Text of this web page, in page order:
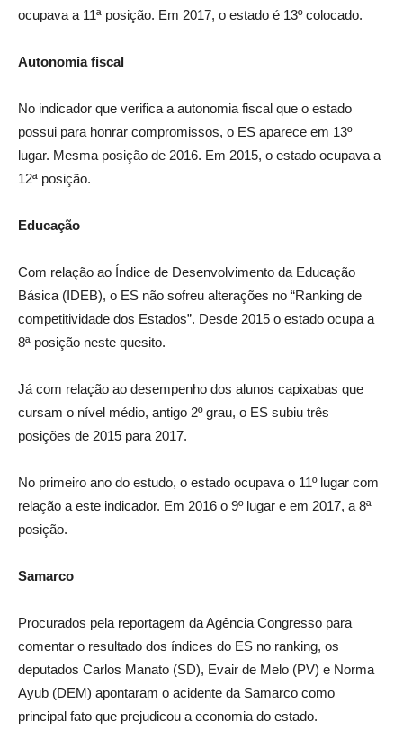
ocupava a 11ª posição. Em 2017, o estado é 13º colocado.
Autonomia fiscal
No indicador que verifica a autonomia fiscal que o estado
possui para honrar compromissos, o ES aparece em 13º
lugar. Mesma posição de 2016. Em 2015, o estado ocupava a
12ª posição.
Educação
Com relação ao Índice de Desenvolvimento da Educação
Básica (IDEB), o ES não sofreu alterações no “Ranking de
competitividade dos Estados”. Desde 2015 o estado ocupa a
8ª posição neste quesito.
Já com relação ao desempenho dos alunos capixabas que
cursam o nível médio, antigo 2º grau, o ES subiu três
posições de 2015 para 2017.
No primeiro ano do estudo, o estado ocupava o 11º lugar com
relação a este indicador. Em 2016 o 9º lugar e em 2017, a 8ª
posição.
Samarco
Procurados pela reportagem da Agência Congresso para
comentar o resultado dos índices do ES no ranking, os
deputados Carlos Manato (SD), Evair de Melo (PV) e Norma
Ayub (DEM) apontaram o acidente da Samarco como
principal fato que prejudicou a economia do estado.